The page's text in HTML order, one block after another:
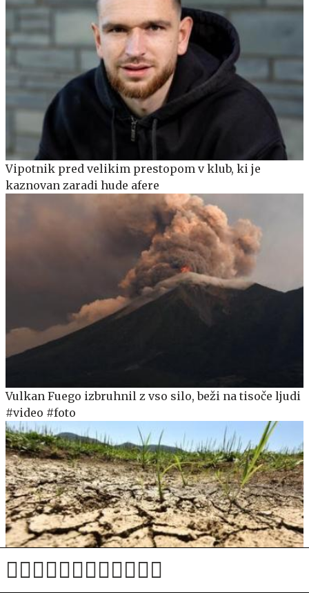
Vipotnik pred velikim prestopom v klub, ki je
kaznovan zaradi hude afere
Vulkan Fuego izbruhnil z vso silo, beži na tisoče ljudi
#video #foto